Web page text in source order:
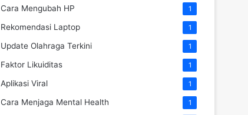
Cara Mengubah HP 1
Rekomendasi Laptop 1
Update Olahraga Terkini 1
Faktor Likuiditas 1
Aplikasi Viral 1
Cara Menjaga Mental Health 1